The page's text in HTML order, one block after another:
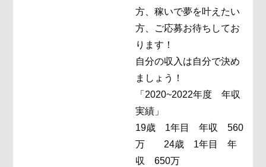
方、稼いで夢を叶えたい
方、ご応募お待ちしてお
ります！
自分の収入は自分で決め
ましょう！
「2020~2022年度 年収
実績」
19歳 1年目 年収 560
万 24歳 1年目 年
収 650万